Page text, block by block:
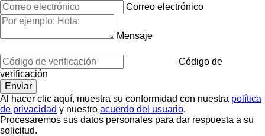
Correo electrónico
Mensaje
Código de
verificación
Al hacer clic aquí, muestra su conformidad con nuestra política
de privacidad y nuestro acuerdo del usuario.
Procesaremos sus datos personales para dar respuesta a su
solicitud.